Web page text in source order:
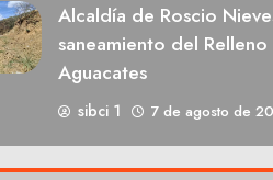
Alcaldía de Roscio
saneamiento del
Aguacates
sibci 1 7 de agosto de